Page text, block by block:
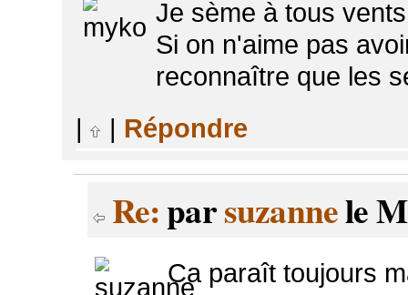
Je sème à tous
Si on n'aime pas
reconnaître que les
|
| Répondre
Re:parsuzannele
Ca paraît toujours